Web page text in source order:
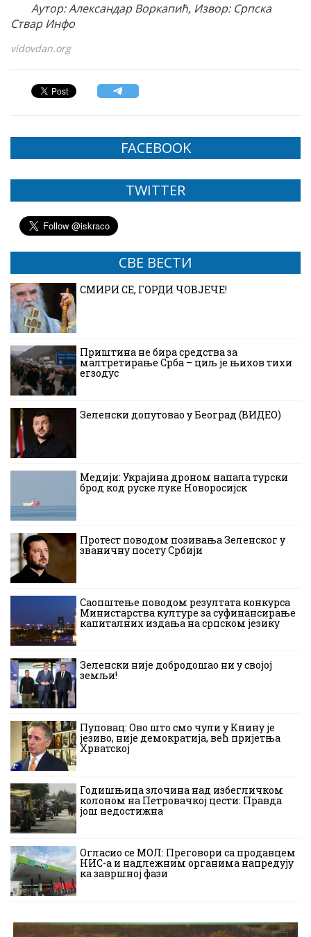
Аутор: Александар Воркапић, Извор: Српска
Ствар Инфо
vidovdan.org
FACEBOOK
TWITTER
СВЕ ВЕСТИ
СМИРИ СЕ, ГОРДИ ЧОВЈЕЧЕ!
Приштина не бира средства за
малтретирање Срба – циљ је њихов тихи
егзодус
Зеленски допутовао у Београд (ВИДЕО)
Медији: Украјина дроном напала турски
брод код руске луке Новоросијск
Протест поводом позивања Зеленског у
званичну посету Србији
Саопштење поводом резултата конкурса
Министарства културе за суфинансирање
капиталних издања на српском језику
Зеленски није добродошао ни у својој
земљи!
Пуповац: Ово што смо чули у Книну је
језиво, није демократија, већ пријетња
Хрватској
Годишњица злочина над избегличком
колоном на Петровачкој цести: Правда
још недостижна
Огласио се МОЛ: Преговори са продавцем
НИС-а и надлежним органима напредују
ка завршној фази